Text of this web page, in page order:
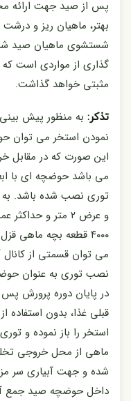
پس از صید جهت ارائه
بهتر، ماهیان ریز و
شستشوی ماهیان صید
گذاری از مواردی است
مثبتی خواهد گذاشت.
تذکر: به منظور پیش
نمودن استخر می توان
این صورت که در مقابل
می باشد حوضچه ای با
توری نصب شده باشد. به
و عرض ۲ متر و
۴۰۰۰ قطعه بچه ماهی
می توان قسمتی از
نصب توری به عنوان
در پایان دوره پرورش
قبلی غذا، بدون
استخر را باز نموده و
ماهی از محل خروجی
شده و جهت آبیاری سر
داخل حوضچه صید جمع